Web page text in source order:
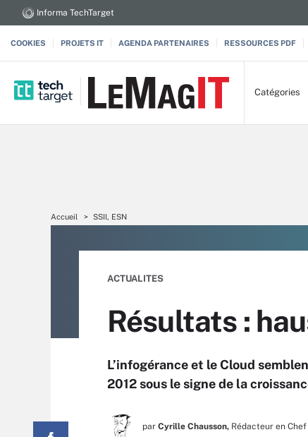
Informa TechTarget
COOKIES PROJETS IT AGENDA PARTENAIRES RESSOURCES PDF
Catégories
Accueil SSII, ESN
ACTUALITES
Résultats :
L’infogérance et le Cloud
2012 sous le signe de la
par Cyrille Chausson, Rédacteur en Chef